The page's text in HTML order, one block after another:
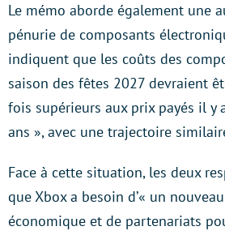
Le mémo aborde également une
pénurie de composants
indiquent que les coûts des
saison des fêtes 2027 devraient
fois supérieurs aux prix payés il y
ans », avec une trajectoire
Face à cette situation, les deux
que Xbox a besoin d’« un
économique et de partenariats